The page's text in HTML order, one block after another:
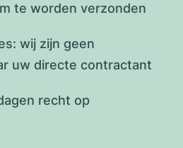
te worden verzonden
wij zijn geen
uw directe contractant
recht op